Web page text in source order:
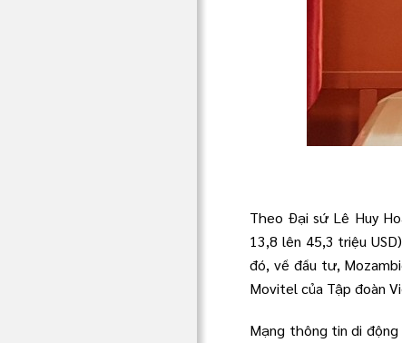
Theo Đại sứ Lê Huy
13,8 lên 45,3 triệu
đó, về đầu tư,
Movitel của Tập đoàn
Mạng thông tin di